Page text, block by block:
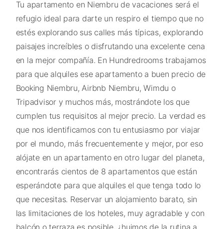
Tu apartamento en Niembru de vacaciones será el
refugio ideal para darte un respiro el tiempo que no
estés explorando sus calles más típicas, explorando
paisajes increíbles o disfrutando una excelente cena
en la mejor compañía. En Hundredrooms trabajamos
para que alquiles ese apartamento a buen precio de
Booking Niembru, Airbnb Niembru, Wimdu o
Tripadvisor y muchos más, mostrándote los que
cumplen tus requisitos al mejor precio. La verdad es
que nos identificamos con tu entusiasmo por viajar
por el mundo, más frecuentemente y mejor, por eso
alójate en un apartamento en otro lugar del planeta,
encontrarás cientos de 8 apartamentos que están
esperándote para que alquiles el que tenga todo lo
que necesitas. Reservar un alojamiento barato, sin
las limitaciones de los hoteles, muy agradable y con
balcón o terraza es posible, ¿huimos de la rutina a